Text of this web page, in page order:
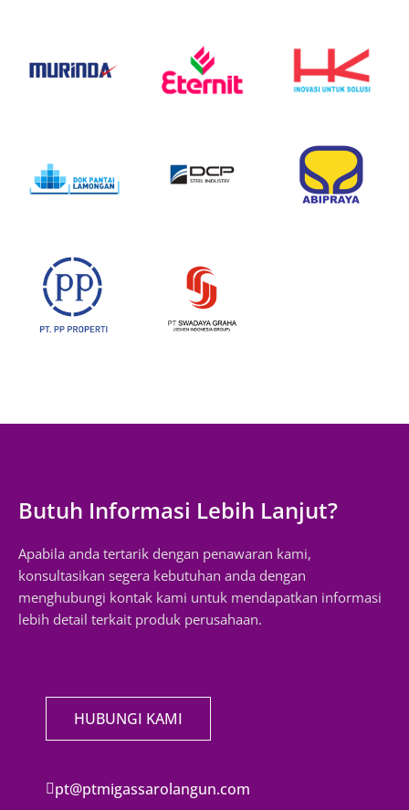
Butuh Informasi Lebih Lanjut?
Apabila anda tertarik dengan penawaran kami,
konsultasikan segera kebutuhan anda dengan
menghubungi kontak kami untuk mendapatkan informasi
lebih detail terkait produk perusahaan.
HUBUNGI KAMI
pt@ptmigassarolangun.com